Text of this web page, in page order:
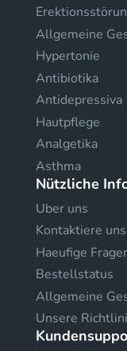
Allgemeine
Hypertonie
Antibiotika
Antidepressiva
Hautpflege
Analgetika
Asthma
Nützliche
Uber uns
Kontaktiere uns
Haeufige
Bestellstatus
Allgemeine
Unsere